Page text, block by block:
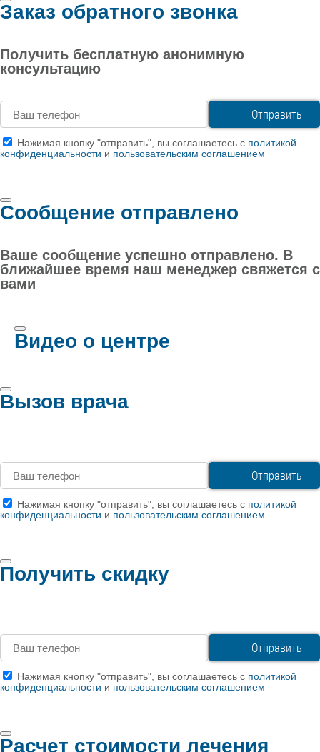
Заказ обратного звонка
Получить бесплатную анонимную
консультацию
Нажимая кнопку "отправить", вы соглашаетесь с политикой
конфиденциальности и пользовательским соглашением
Сообщение отправлено
Ваше сообщение успешно отправлено. В
ближайшее время наш менеджер свяжется с
вами
Видео о центре
Вызов врача
Нажимая кнопку "отправить", вы соглашаетесь с политикой
конфиденциальности и пользовательским соглашением
Получить скидку
Нажимая кнопку "отправить", вы соглашаетесь с политикой
конфиденциальности и пользовательским соглашением
Расчет стоимости лечения